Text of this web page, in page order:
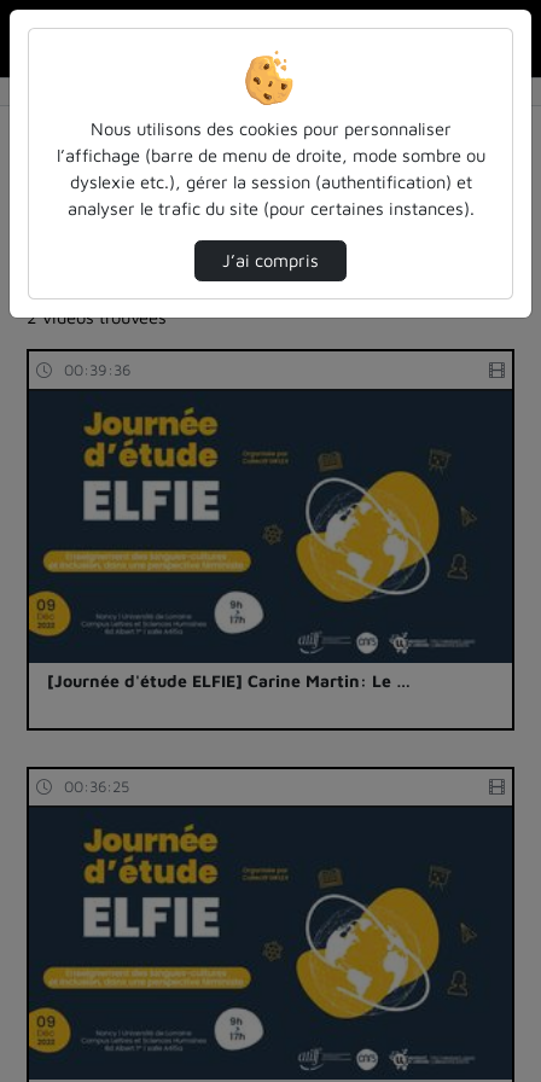
Résultats de la recherche
Filtres actifs (cliquer pour en retirer) :
Français
colloques-et-conferences
atilf-en-video
atilf-en-video
approches-feministes
langues-sciences-du-langage
2 vidéos trouvées
00:39:36
[Journée d'étude ELFIE] Carine Martin: Le …
00:36:25
Nous utilisons des cookies pour personnaliser
l’affichage (barre de menu de droite, mode sombre ou
dyslexie etc.), gérer la session (authentification) et
analyser le trafic du site (pour certaines instances).
J’ai compris